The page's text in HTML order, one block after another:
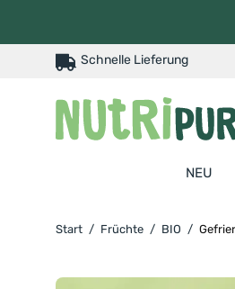
Schnelle Lieferung
NEU
Start / Früchte / BIO /